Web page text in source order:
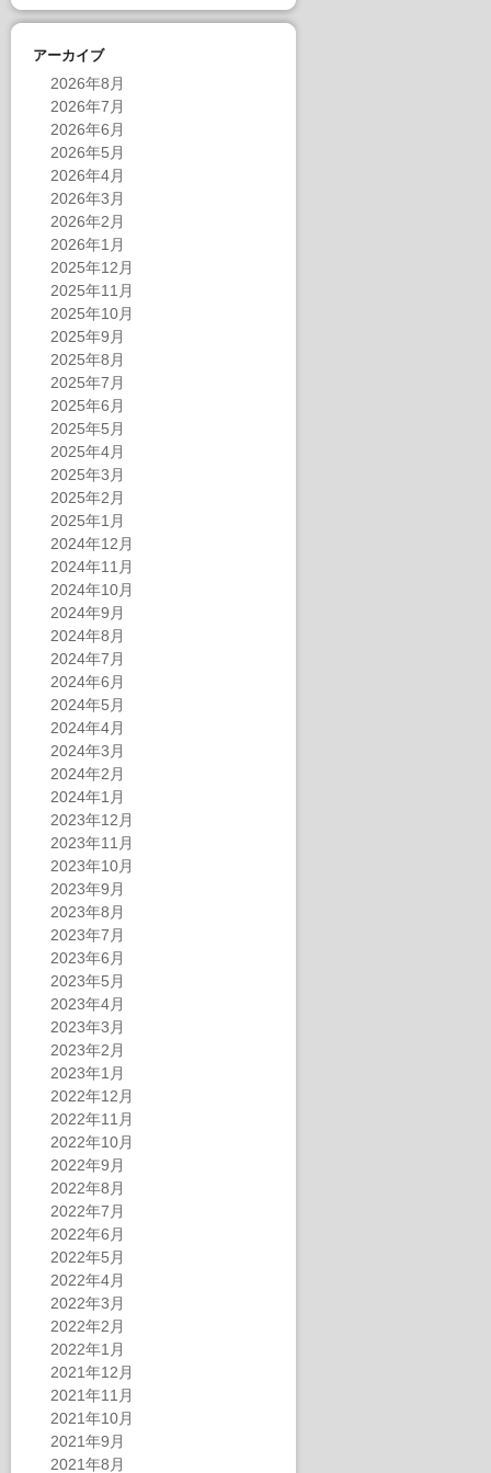
アーカイブ
2026年8月
2026年7月
2026年6月
2026年5月
2026年4月
2026年3月
2026年2月
2026年1月
2025年12月
2025年11月
2025年10月
2025年9月
2025年8月
2025年7月
2025年6月
2025年5月
2025年4月
2025年3月
2025年2月
2025年1月
2024年12月
2024年11月
2024年10月
2024年9月
2024年8月
2024年7月
2024年6月
2024年5月
2024年4月
2024年3月
2024年2月
2024年1月
2023年12月
2023年11月
2023年10月
2023年9月
2023年8月
2023年7月
2023年6月
2023年5月
2023年4月
2023年3月
2023年2月
2023年1月
2022年12月
2022年11月
2022年10月
2022年9月
2022年8月
2022年7月
2022年6月
2022年5月
2022年4月
2022年3月
2022年2月
2022年1月
2021年12月
2021年11月
2021年10月
2021年9月
2021年8月